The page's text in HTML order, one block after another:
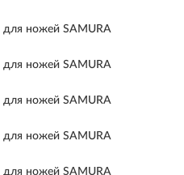
для ножей SAMURA
для ножей SAMURA
для ножей SAMURA
для ножей SAMURA
для ножей SAMURA